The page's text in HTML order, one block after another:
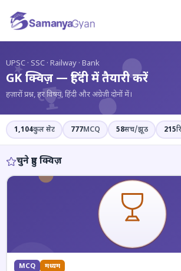
?
UPSC · SSC · Railway · Bank
GK क्विज़ — हिंदी में तैयारी करें
हज़ारों प्रश्न, हर विषय, हिंदी और अंग्रेज़ी दोनों में।
1,104कुल सेट 777MCQ 58सच/झूठ 215
चुने हुए क्विज़
MCQ मध्यम